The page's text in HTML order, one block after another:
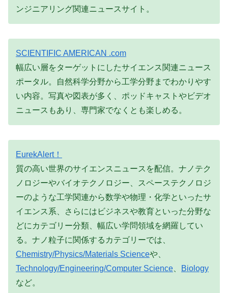
ンジニアリング関連ニュースサイト。
SCIENTIFIC AMERICAN .com
幅広い層をターゲットにしたサイエンス関連ニュース
ポータル。自然科学分野から工学分野までわかりやす
い内容。写真や図表が多く、ポッドキャストやビデオ
ニュースもあり、専門家でなくとも楽しめる。
EurekAlert！
質の高い世界のサイエンスニュースを配信。ナノテク
ノロジーやバイオテクノロジー、スペーステクノロジ
ーのような工学関連から数学や物理・化学といったサ
イエンス系、さらにはビジネスや教育といった分野な
どにカテゴリー分類、幅広い学問領域を網羅してい
る。ナノ粒子に関係するカテゴリーでは、
Chemistry/Physics/Materials Scienceや、
Technology/Engineering/Computer Science
Biology
など。